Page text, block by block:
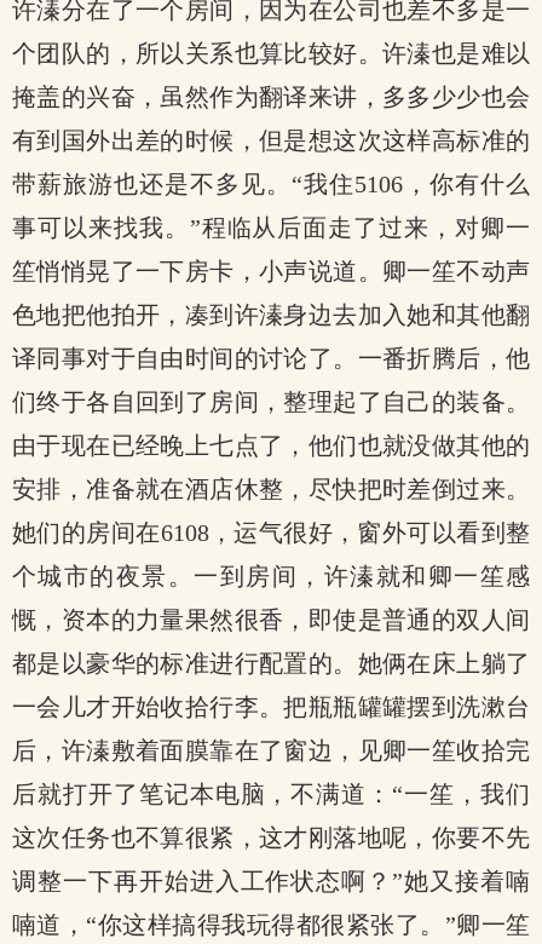
许溱分在了一个房间，因为在公司也差不多是一
个团队的，所以关系也算比较好。许溱也是难以
掩盖的兴奋，虽然作为翻译来讲，多多少少也会
有到国外出差的时候，但是想这次这样高标准的
带薪旅游也还是不多见。“我住5106，你有什么
事可以来找我。”程临从后面走了过来，对卿一
笙悄悄晃了一下房卡，小声说道。卿一笙不动声
色地把他拍开，凑到许溱身边去加入她和其他翻
译同事对于自由时间的讨论了。一番折腾后，他
们终于各自回到了房间，整理起了自己的装备。
由于现在已经晚上七点了，他们也就没做其他的
安排，准备就在酒店休整，尽快把时差倒过来。
她们的房间在6108，运气很好，窗外可以看到整
个城市的夜景。一到房间，许溱就和卿一笙感
慨，资本的力量果然很香，即使是普通的双人间
都是以豪华的标准进行配置的。她俩在床上躺了
一会儿才开始收拾行李。把瓶瓶罐罐摆到洗漱台
后，许溱敷着面膜靠在了窗边，见卿一笙收拾完
后就打开了笔记本电脑，不满道：“一笙，我们
这次任务也不算很紧，这才刚落地呢，你要不先
调整一下再开始进入工作状态啊？”她又接着喃
喃道，“你这样搞得我玩得都很紧张了。”卿一笙